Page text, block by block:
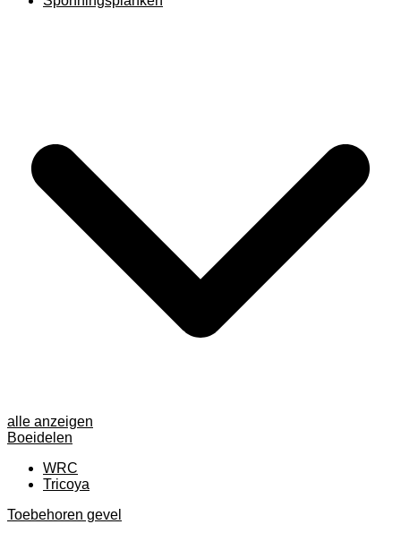
alle anzeigen
Boeidelen
WRC
Tricoya
Toebehoren gevel